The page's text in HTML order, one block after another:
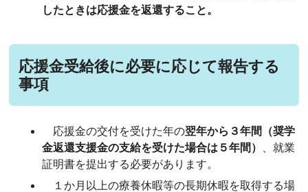
したときは応援金を返還すること。
応援金受給後に必要に応じて報告する
事項
応援金の交付を受けた年の翌年から３年間（奨学
金返還支援金の支給を受けた場合は５年間）
、就業
証明書を提出する必要があります。
１か月以上の療養休暇等の長期休暇を取得する場